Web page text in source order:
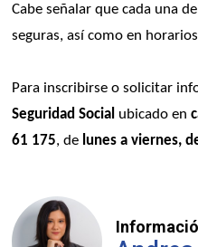
Cabe señalar que cada una
seguras, así como en
Para inscribirse o solicitar
Seguridad Social ubicado en
61 175, de lunes a viernes,